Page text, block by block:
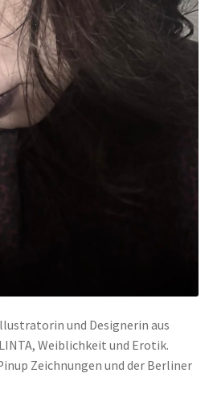
und Designerin aus
Weiblichkeit und Erotik.
Zeichnungen und der Berliner